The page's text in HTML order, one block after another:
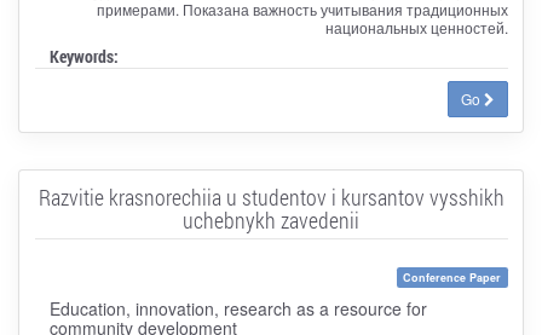
примерами. Показана важность учитывания традиционных
национальных ценностей.
Keywords:
Go
Razvitie krasnorechiia u studentov i kursantov vysshikh
uchebnykh zavedenii
Conference Paper
Education, innovation, research as a resource for
community development